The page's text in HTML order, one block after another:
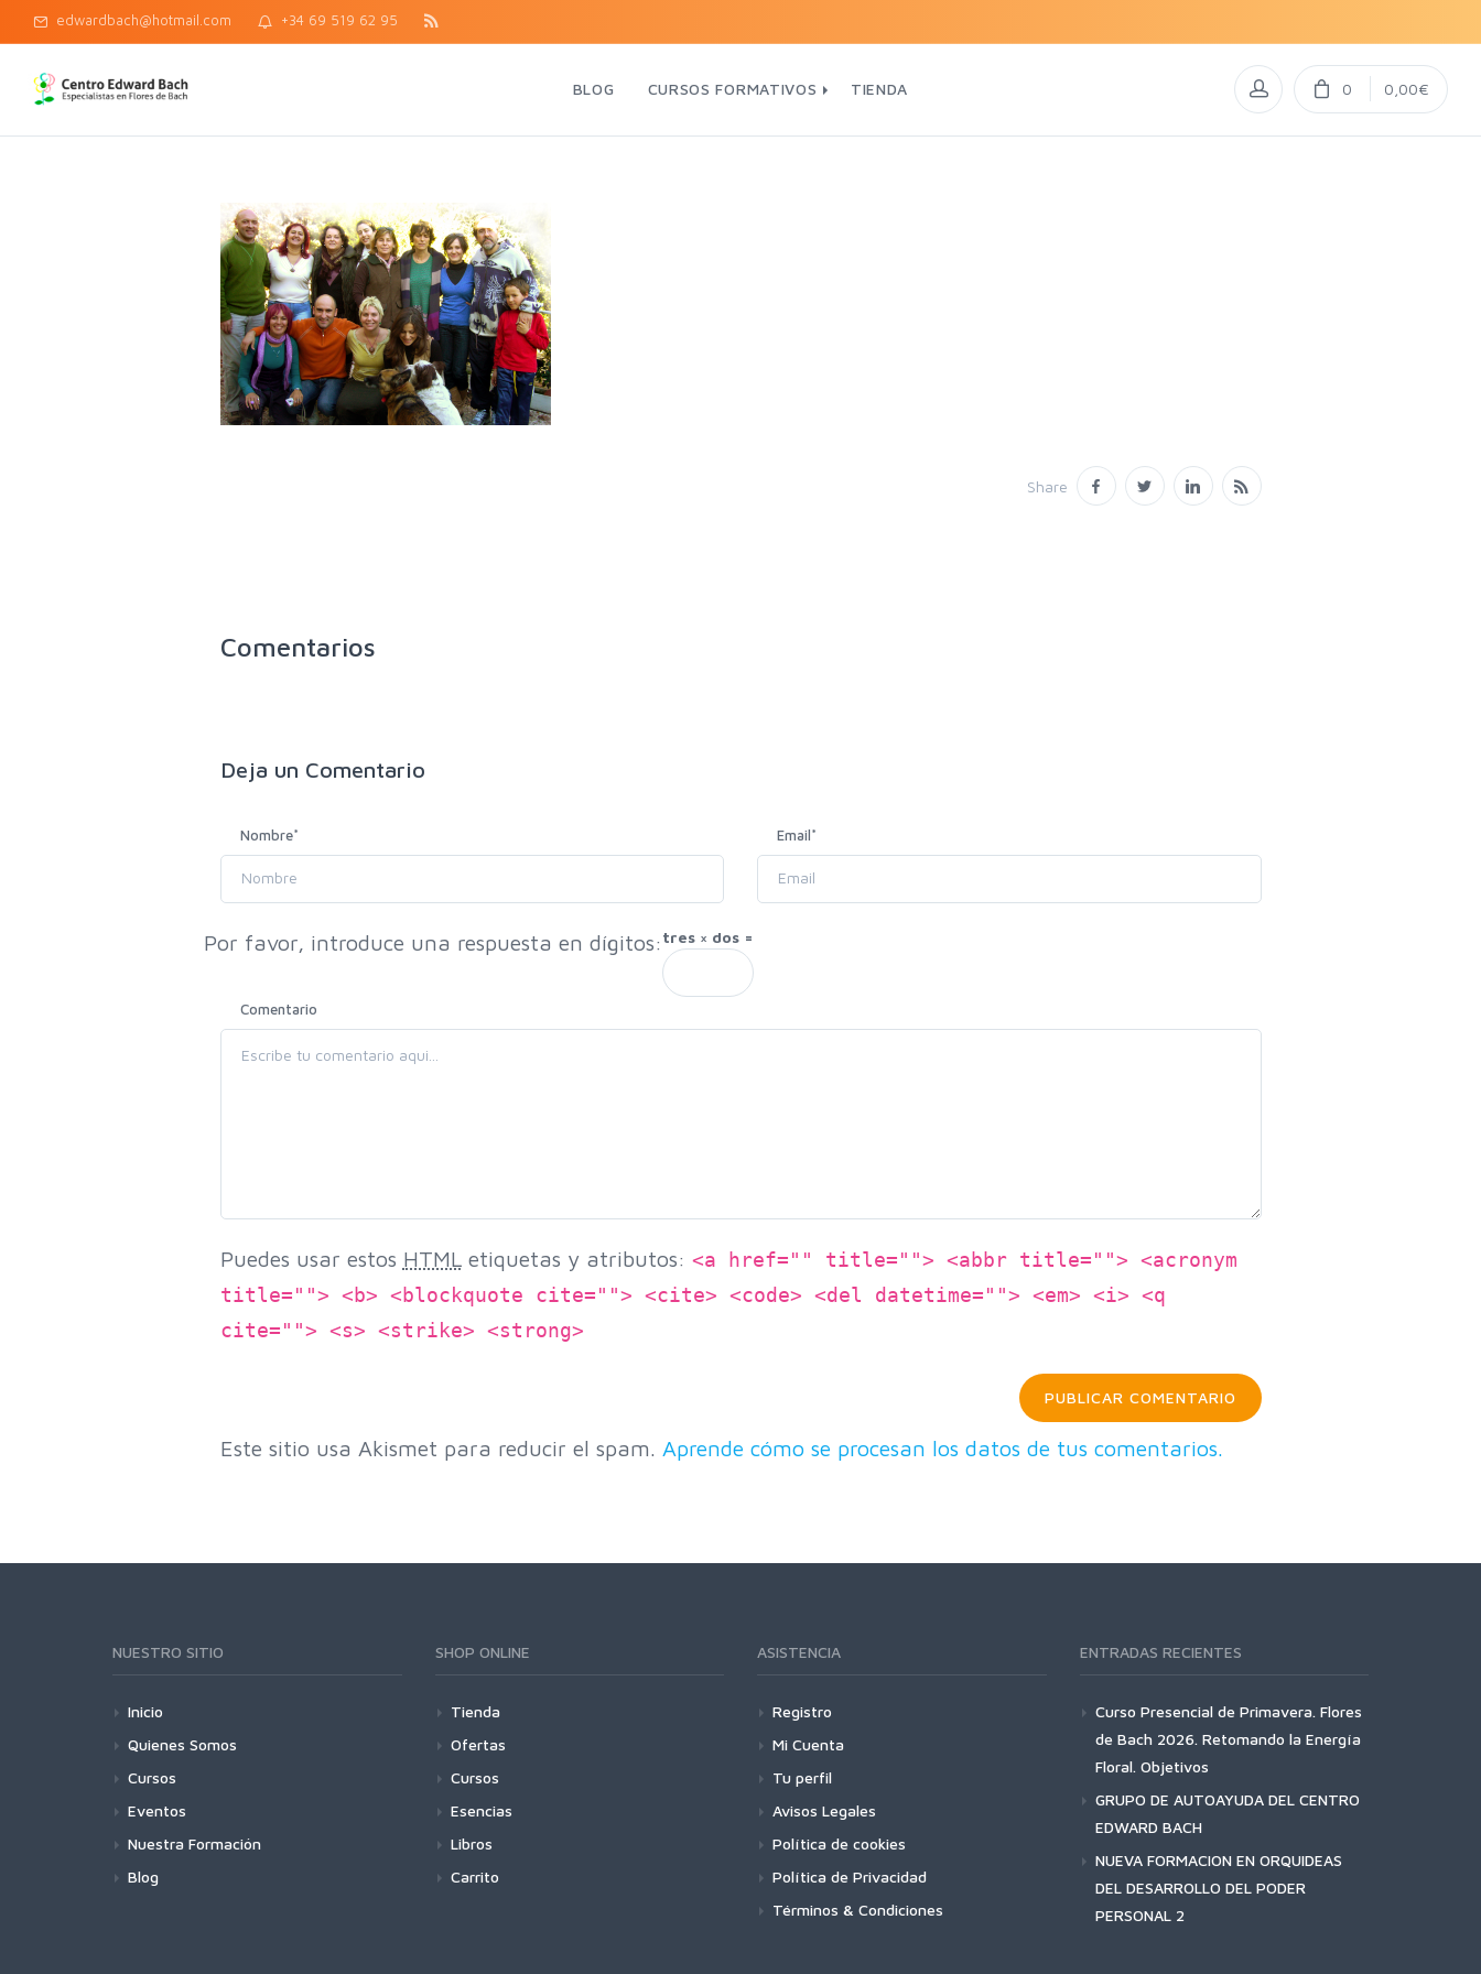
edwardbach@hotmail.com +34 69 519 62 95
BLOG CURSOS FORMATIVOS TIENDA 0 0,00€
Share
Comentarios
Deja un Comentario
Nombre* Email*
Por favor, introduce una respuesta en dígitos: tres × dos =
Comentario
Puedes usar estos HTMLetiquetas y atributos: <a href="" title=""> <abbr title=""> <acronym
title=""> <b> <blockquote cite=""> <cite> <code> <del datetime=""> <em> <i> <q
cite=""> <s> <strike> <strong>
Este sitio usa Akismet para reducir el spam. Aprende cómo se procesan los datos de tus comentarios.
NUESTRO SITIO
Inicio
Quienes Somos
Cursos
Eventos
Nuestra Formación
Blog
SHOP ONLINE
Tienda
Ofertas
Cursos
Esencias
Libros
Carrito
ASISTENCIA
Registro
Mi Cuenta
Tu perfil
Avisos Legales
Política de cookies
Política de Privacidad
Términos & Condiciones
ENTRADAS RECIENTES
Curso Presencial de Primavera. Flores
de Bach 2026. Retomando la Energía
Floral. Objetivos
GRUPO DE AUTOAYUDA DEL CENTRO
EDWARD BACH
NUEVA FORMACION EN ORQUIDEAS
DEL DESARROLLO DEL PODER
PERSONAL 2